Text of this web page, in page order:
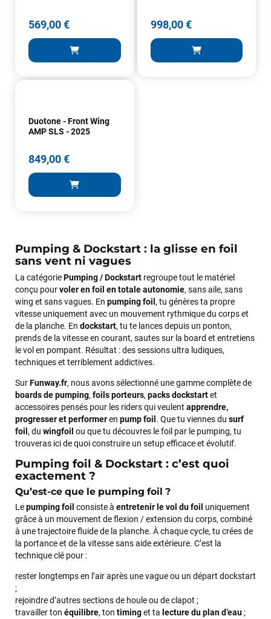
569,00 € 998,00 €
Duotone - Front Wing
AMP SLS - 2025
849,00 €
Pumping & Dockstart : la glisse en foil
sans vent ni vagues
La catégoriePumping / Dockstart regroupe tout le matériel
conçu pourvoler en foil en totale autonomie, sans aile, sans
wing et sans vagues. En pumping foil , tu génères ta propre
vitesse uniquement avec un mouvement rythmique du corps et
de la planche. En dockstart, tu te lances depuis un ponton,
prends de la vitesse en courant, sautes sur la board et entretiens
le vol en pompant. Résultat : des sessions ultra ludiques,
techniques et terriblement addictives.
SurFunway.fr, nous avons sélectionné une gamme complète de
boards de pumping, foils porteurs, packs dockstartet
accessoires pensés pour les riders qui veulent apprendre,
progresser et performeren pump foil . Que tu viennes du surf
foil , du wingfoil ou que tu découvres le foil par le pumping, tu
trouveras ici de quoi construire un setup efficace et évolutif.
Pumping foil & Dockstart : c’est quoi
exactement ?
Qu’est-ce que le pumping foil ?
Lepumping foil consiste à entretenir le vol du foil uniquement
grâce à un mouvement de flexion / extension du corps, combiné
à une trajectoire fluide de la planche. À chaque cycle, tu crées de
la portance et de la vitesse sans aide extérieure. C’est la
technique clé pour :
rester longtemps en l’air après une vague ou un départ dockstart
;
rejoindre d’autres sections de houle ou de clapot ;
travailler ton équilibre, ton timinget ta lecture du plan d’eau;